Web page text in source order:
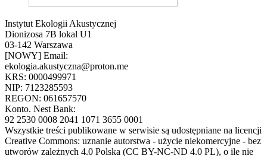
Instytut Ekologii Akustycznej
Dionizosa 7B lokal U1
03-142 Warszawa
[NOWY] Email:
ekologia.akustyczna@proton.me
KRS: 0000499971
NIP: 7123285593
REGON: 061657570
Konto. Nest Bank:
92 2530 0008 2041 1071 3655 0001
Wszystkie treści publikowane w serwisie są udostępniane na licencji
Creative Commons: uznanie autorstwa - użycie niekomercyjne - bez
utworów zależnych 4.0 Polska (CC BY-NC-ND 4.0 PL), o ile nie